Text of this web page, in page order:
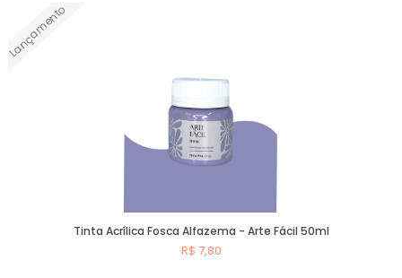
Lançamento
Tinta Acrílica Fosca Alfazema - Arte Fácil 50ml
R$ 7,80